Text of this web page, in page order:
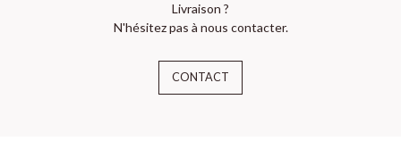
Livraison ?
N'hésitez pas à nous contacter.
CONTACT